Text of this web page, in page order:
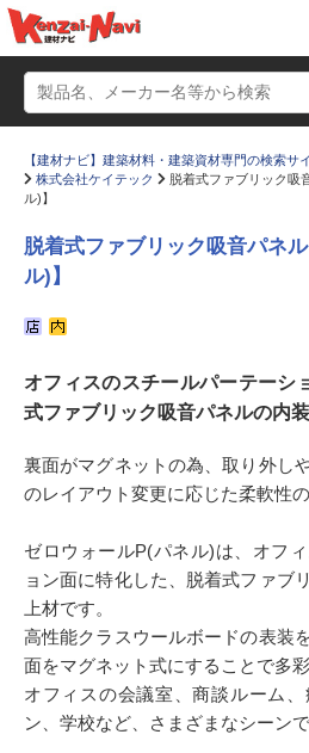
すまいリング
Q＆A
お気に入り
【建材ナビ】建築材料・建築資材専門の検索サ
株式会社ケイテック
脱着式ファブリック吸
ル)】
脱着式ファブリック吸音パネ
ル)】
オフィスのスチールパーテーシ
式ファブリック吸音パネルの内
裏面がマグネットの為、取り外し
のレイアウト変更に応じた柔軟性
ゼロウォールP(パネル)は、オフ
ョン面に特化した、脱着式ファブ
上材です。
高性能クラスウールボードの表装
面をマグネット式にすることで多
オフィスの会議室、商談ルーム
ン、学校など、さまざまなシーン